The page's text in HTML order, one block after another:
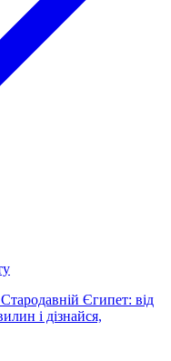
Єгипет: від
і дізнайся,